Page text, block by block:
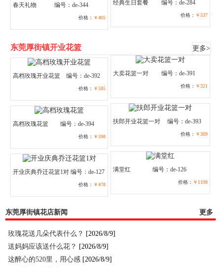
春天礼物 编号：de-344
价格： ￥405
经典生日套餐 编号：de-284
价格： ￥537
东莞厚街镇开业花篮 更多>
高档玫瑰开业花篮 编号：de-392
价格： ￥585
大卖花篮一对 编号：de-391
价格： ￥321
高档玫瑰花篮 编号：de-394
价格： ￥598
扶郎开业花篮一对 编号：de-393
价格： ￥309
开业庆典乔迁花篮1对 编号：de-127
价格： ￥478
满堂红 编号：de-126
价格： ￥1198
东莞厚街镇花店新闻 更多
玫瑰花送几朵代表什么？ [2026/8/9]
送妈妈应该送什么花？ [2026/8/9]
这醉心的520里，用心感 [2026/8/9]